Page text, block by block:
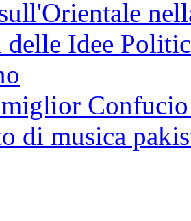
delle Idee
di musica